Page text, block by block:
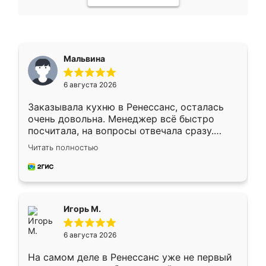
Мальвина
6 августа 2026
Заказывала кухню в Ренессанс, осталась
очень довольна. Менеджер всё быстро
посчитала, на вопросы отвечала сразу.
Замерщик приехал в субботу, подошёл к
делу со всей ответственностью. Собрали
за день, ребята работали аккуратно, даже
Читать полностью
Игорь М.
6 августа 2026
На самом деле в Ренессанс уже не первый